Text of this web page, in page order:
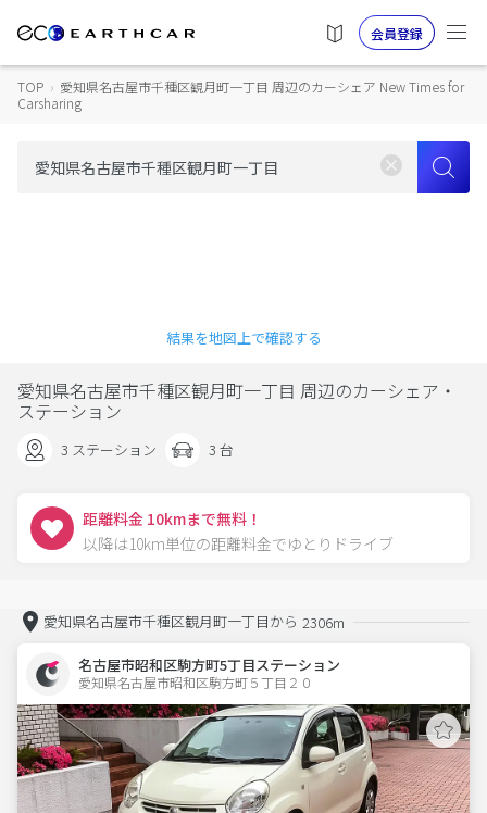
会員登録
TOP › 愛知県名古屋市千種区観月町一丁目 周辺のカーシェア New Times for
Carsharing
結果を地図上で確認する
愛知県名古屋市千種区観月町一丁目 周辺のカーシェア・
ステーション
3 ステーション 3 台
距離料金 10kmまで無料！
以降は10km単位の距離料金でゆとりドライブ
愛知県名古屋市千種区観月町一丁目から 2306m
名古屋市昭和区駒方町5丁目ステーション
愛知県名古屋市昭和区駒方町５丁目２０